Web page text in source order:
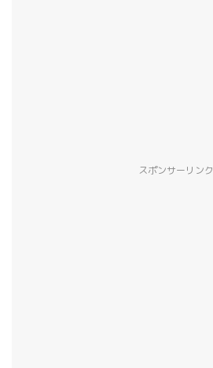
スポンサーリンク